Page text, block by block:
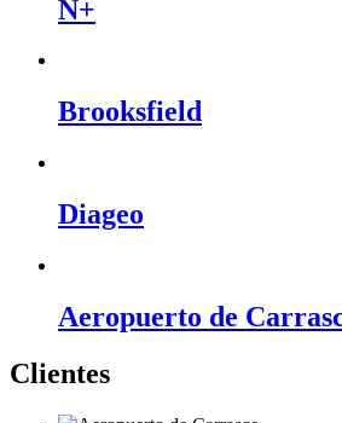
N+
Brooksfield
Diageo
Aeropuerto de
Clientes